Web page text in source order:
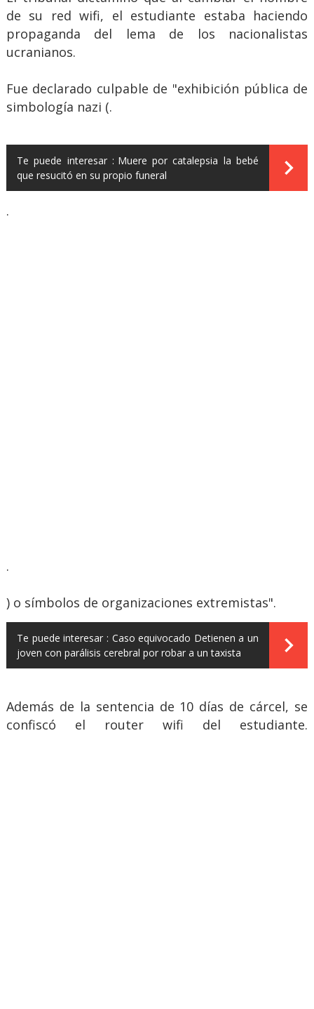
de su red wifi, el estudiante estaba haciendo
propaganda del lema de los nacionalistas
ucranianos.
Fue declarado culpable de "exhibición pública de
simbología nazi (.
Te puede interesar : Muere por catalepsia la bebé
que resucitó en su propio funeral
.
.
) o símbolos de organizaciones extremistas".
Te puede interesar : Caso equivocado Detienen a un
joven con parálisis cerebral por robar a un taxista
Además de la sentencia de 10 días de cárcel, se
confiscó el router wifi del estudiante.